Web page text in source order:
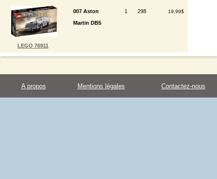
LEGO 76911
007 Aston
Martin DB5
1 298 19.99$
A propos Mentions légales Contactez-nous